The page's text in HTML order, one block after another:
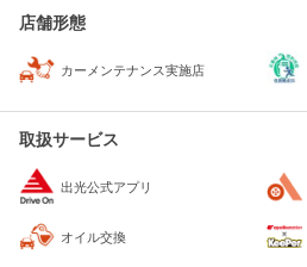
店舗形態
カーメンテナンス実施店
取扱サービス
出光公式アプリ
オイル交換